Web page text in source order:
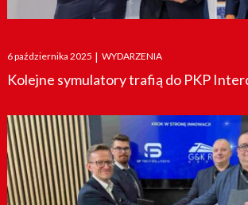
Posted
on
6 października 2025 | WYDARZENIA
Kolejne symulatory trafią do PKP